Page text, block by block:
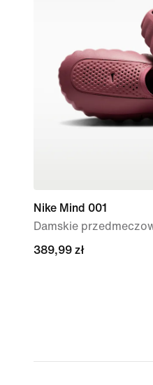
Nike Mind 001
Damskie
389,99 zł
389,99 zł